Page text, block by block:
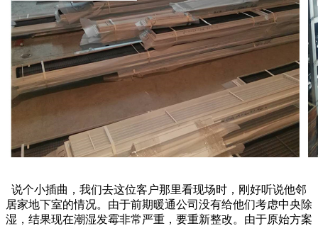
说个小插曲，我们去这位客户那里看现场时，刚好听说他邻
居家地下室的情况。由于前期暖通公司没有给他们考虑中央除
湿，结果现在潮湿发霉非常严重，要重新整改。由于原始方案